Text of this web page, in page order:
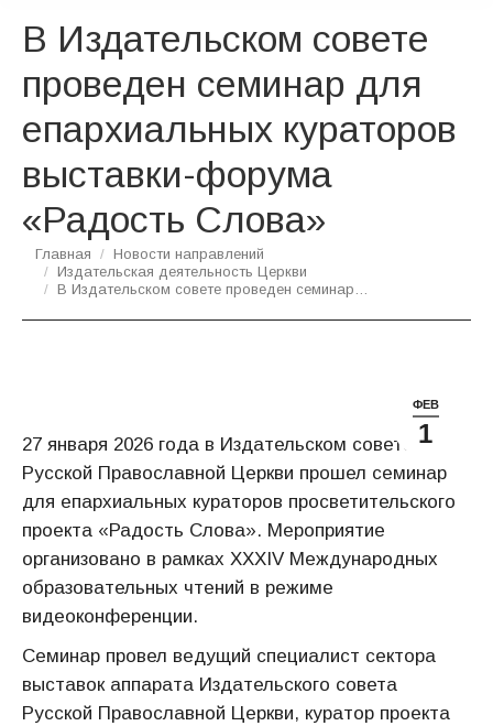
В Издательском совете
проведен семинар для
епархиальных кураторов
выставки-форума
«Радость Слова»
Вы здесь:
Главная
Новости направлений
Издательская деятельность Церкви
В Издательском совете проведен семинар…
ФЕВ
1
27 января 2026 года в Издательском совете
Русской Православной Церкви прошел семинар
для епархиальных кураторов просветительского
проекта «Радость Слова». Мероприятие
организовано в рамках XXXIV Международных
образовательных чтений в режиме
видеоконференции.
Семинар провел ведущий специалист сектора
выставок аппарата Издательского совета
Русской Православной Церкви, куратор проекта